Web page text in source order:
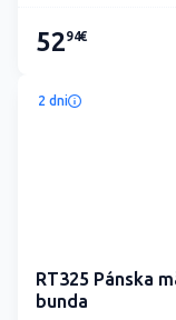
5294€
2 dni
RT325 Pánska
bunda